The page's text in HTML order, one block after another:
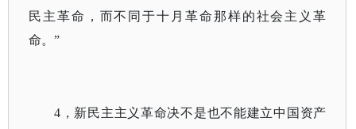
民主革命，而不同于十月革命那样的社会主义革
命。”
4，新民主主义革命决不是也不能建立中国资产